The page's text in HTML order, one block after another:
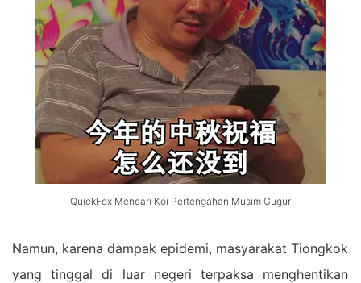
QuickFox Mencari Koi Pertengahan Musim Gugur
Namun, karena dampak epidemi, masyarakat Tiongkok
yang tinggal di luar negeri terpaksa menghentikan